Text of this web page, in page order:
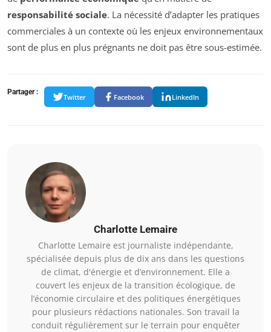
responsabilité sociale. La nécessité d’adapter les pratiques
commerciales à un contexte où les enjeux environnementaux
sont de plus en plus prégnants ne doit pas être sous-estimée.
Partager :
Twitter Facebook LinkedIn
Charlotte Lemaire
Charlotte Lemaire est journaliste indépendante,
spécialisée depuis plus de dix ans dans les questions
de climat, d'énergie et d’environnement. Elle a
couvert les enjeux de la transition écologique, de
l’économie circulaire et des politiques énergétiques
pour plusieurs rédactions nationales. Son travail la
conduit régulièrement sur le terrain pour enquêter